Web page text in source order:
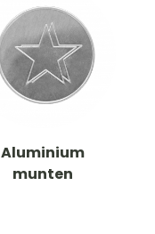
Aluminium
munten